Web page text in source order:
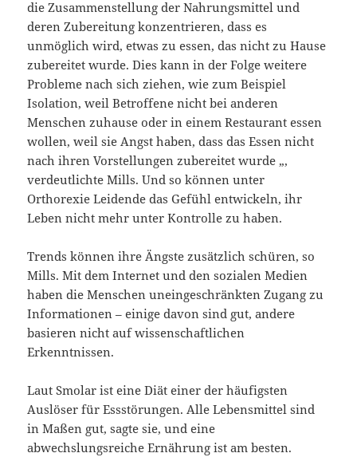
die Zusammenstellung der Nahrungsmittel und
deren Zubereitung konzentrieren, dass es
unmöglich wird, etwas zu essen, das nicht zu Hause
zubereitet wurde. Dies kann in der Folge weitere
Probleme nach sich ziehen, wie zum Beispiel
Isolation, weil Betroffene nicht bei anderen
Menschen zuhause oder in einem Restaurant essen
wollen, weil sie Angst haben, dass das Essen nicht
nach ihren Vorstellungen zubereitet wurde „,
verdeutlichte Mills. Und so können unter
Orthorexie Leidende das Gefühl entwickeln, ihr
Leben nicht mehr unter Kontrolle zu haben.
Trends können ihre Ängste zusätzlich schüren, so
Mills. Mit dem Internet und den sozialen Medien
haben die Menschen uneingeschränkten Zugang zu
Informationen – einige davon sind gut, andere
basieren nicht auf wissenschaftlichen
Erkenntnissen.
Laut Smolar ist eine Diät einer der häufigsten
Auslöser für Essstörungen. Alle Lebensmittel sind
in Maßen gut, sagte sie, und eine
abwechslungsreiche Ernährung ist am besten.